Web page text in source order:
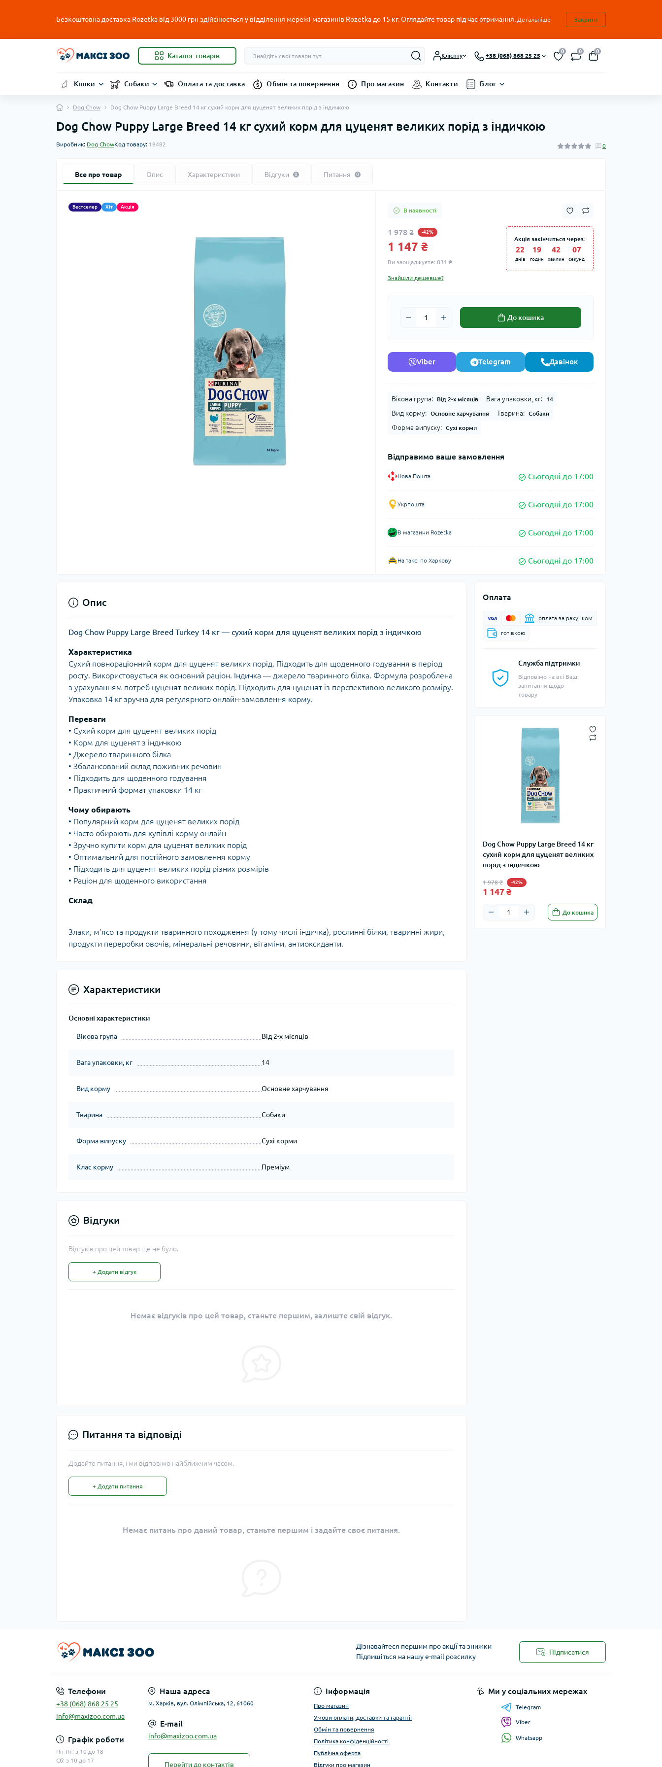
Безкоштовна доставка Rozetka від 3000 грн здійснюється у відділення мережі магазинів Rozetka до 15 кг. Оглядайте товар під час отримання. Детальніше Закрити
Каталог товарів Клієнту +38 (068) 868 25 25
0 0 0
Кішки Собаки Оплата та доставка Обмін та повернення Про магазин Контакти Блог
Dog Chow Dog Chow Puppy Large Breed 14 кг сухий корм для цуценят великих порід з індичкою
Dog Chow Puppy Large Breed 14 кг сухий корм для цуценят великих порід з індичкою
Виробник: Dog ChowКод товару: 18482 0
Все про товар Опис Характеристики Відгуки 0 Питання 0
Бестселер Хіт Акція
В наявності
1 978 ₴ -42%
1 147 ₴
Ви заощаджуєте: 831 ₴
Акція закінчиться через:
22
днів
19
годин
42
хвилин
07
секунд
Знайшли дешевше?
До кошика
Viber Telegram Дзвінок
Вікова група: Від 2-х місяців Вага упаковки, кг: 14
Вид корму: Основне харчування Тварина: Собаки
Форма випуску: Сухі корми
Відправимо ваше замовлення
Нова Пошта Сьогодні до 17:00
Укрпошта Сьогодні до 17:00
В магазини Rozetka Сьогодні до 17:00
На таксі по Харкову Сьогодні до 17:00
Оплата
оплата за рахунком
готівкою
Служба підтримки
Відповімо на всі Ваші
запитання щодо
товару
Dog Chow Puppy Large Breed 14 кг
сухий корм для цуценят великих
порід з індичкою
1 978 ₴ -42%
1 147 ₴
До кошика
Опис
Dog Chow Puppy Large Breed Turkey 14 кг — сухий корм для цуценят великих порід з індичкою
Характеристика
Сухий повнораціонний корм для цуценят великих порід. Підходить для щоденного годування в період
росту. Використовується як основний раціон. Індичка — джерело тваринного білка. Формула розроблена
з урахуванням потреб цуценят великих порід. Підходить для цуценят із перспективою великого розміру.
Упаковка 14 кг зручна для регулярного онлайн-замовлення корму.
Переваги
• Сухий корм для цуценят великих порід
• Корм для цуценят з індичкою
• Джерело тваринного білка
• Збалансований склад поживних речовин
• Підходить для щоденного годування
• Практичний формат упаковки 14 кг
Чому обирають
• Популярний корм для цуценят великих порід
• Часто обирають для купівлі корму онлайн
• Зручно купити корм для цуценят великих порід
• Оптимальний для постійного замовлення корму
• Підходить для цуценят великих порід різних розмірів
• Раціон для щоденного використання
Склад
Злаки, м’ясо та продукти тваринного походження (у тому числі індичка), рослинні білки, тваринні жири,
продукти переробки овочів, мінеральні речовини, вітаміни, антиоксиданти.
Характеристики
Основні характеристики
Вікова група Від 2-х місяців
Вага упаковки, кг 14
Вид корму Основне харчування
Тварина Собаки
Форма випуску Сухі корми
Клас корму Преміум
Відгуки
Відгуків про цей товар ще не було.
+ Додати відгук
Немає відгуків про цей товар, станьте першим, залиште свій відгук.
Питання та відповіді
Додайте питання, і ми відповімо найближчим часом.
+ Додати питання
Немає питань про даний товар, станьте першим і задайте своє питання.
Дізнавайтеся першим про акції та знижки
Підпишіться на нашу e-mail розсилку
Підписатися
Телефони
+38 (068) 868 25 25
info@maxizoo.com.ua
Графік роботи
Пн-Пт: з 10 до 18
Сб: з 10 до 17
Наша адреса
м. Харків, вул. Олімпійська, 12, 61060
E-mail
info@maxizoo.com.ua
Перейти до контактів
Інформація
Про магазин
Умови оплати, доставки та гарантії
Обмін та повернення
Політика конфіденційності
Публічна оферта
Відгуки про магазин
Ми у соціальних мережах
Telegram
Viber
Whatsapp